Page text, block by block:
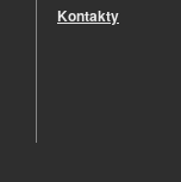
Kontakty